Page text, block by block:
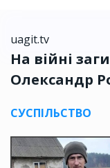
uagit.tv
На війні
Олександр
СУСПІЛЬСТВО